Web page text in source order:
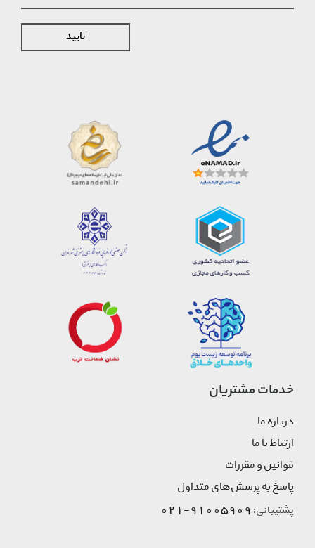
تایید
خدمات مشتریان
درباره ما
ارتباط با ما
قوانین و مقررات
پاسخ به پرسش‌های متداول
پشتیبانی:91005909-021